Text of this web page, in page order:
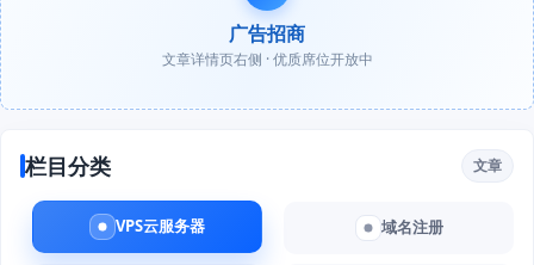
广告招商
文章详情页右侧 · 优质席位开放中
栏目分类 文章
VPS云服务器 域名注册